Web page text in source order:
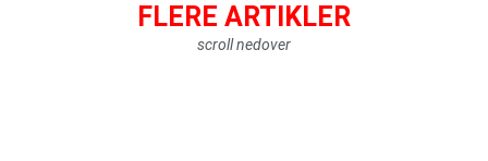
FLERE ARTIKLER
scroll nedover